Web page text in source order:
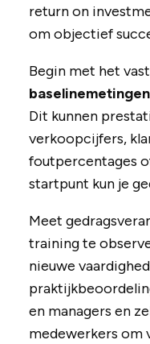
return on
om objectief
Begin met het
baselinemetingen
Dit kunnen
verkoopcijfers,
foutpercentages
startpunt kun je
Meet
training te
nieuwe
en managers en
medewerkers om